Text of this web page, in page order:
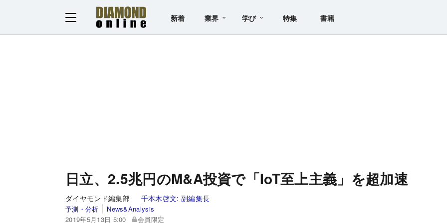
新着 業界 学び 特集 書籍
日立、2.5兆円のM&A投資で「IoT至上主義」を超加速
ダイヤモンド編集部 千本木啓文:副編集長
予測・分析
News&Analysis
2019年5月13日 5:00
会員限定